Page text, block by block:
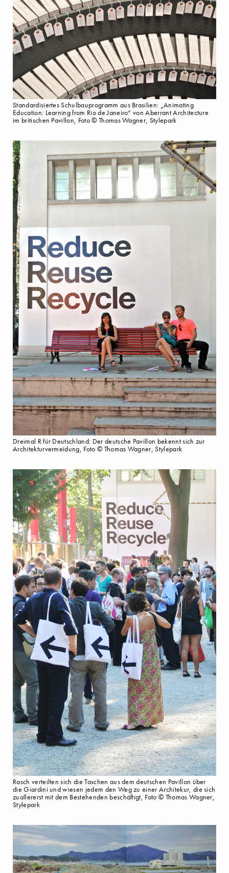
Standardisiertes Schulbauprogramm aus Brasilien: „Animating
Education: Learning from Rio de Janeiro“ von Aberrant Architecture
im britischen Pavillon, Foto © Thomas Wagner, Stylepark
Dreimal R für Deutschland: Der deutsche Pavillon bekennt sich zur
Architekturvermeidung, Foto © Thomas Wagner, Stylepark
Rasch verteilten sich die Taschen aus dem deutschen Pavillon über
die Giardini und wiesen jedem den Weg zu einer Architekur, die sich
zuallererst mit dem Bestehenden beschäftigt, Foto © Thomas Wagner,
Stylepark